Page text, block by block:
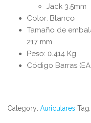
Jack 3.5mm
Color: Blanco
Tamaño de
217 mm
Peso: 0.414 Kg
Código Barras
Category: Auriculares Tag: